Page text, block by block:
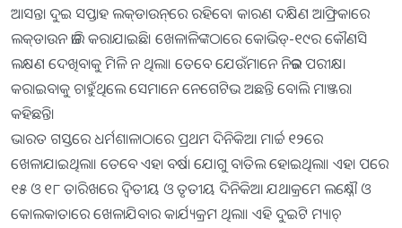
ଆସନ୍ତା ଦୁଇ ସପ୍ତାହ ଲକ୍‌ଡାଉନ୍‌ରେ ରହିବେ। କାରଣ ଦକ୍ଷିଣ ଆଫ୍ରିକାରେ
ଲକ୍‌ଡାଉନ ଜାରି କରାଯାଇଛି। ଖେଳାଳିଙ୍କଠାରେ କୋଭିଡ୍‌-୧୯ର କୌଣସି
ଲକ୍ଷଣ ଦେଖିବାକୁ ମିଳି ନ ଥିଲା। ତେବେ ଯେଉଁମାନେ ନିଜର ପରୀକ୍ଷା
କରାଇବାକୁ ଚାହୁଁଥିଲେ ସେମାନେ ନେଗେଟିଭ ଅଛନ୍ତି ବୋଲି ମାଞ୍ଜରା
କହିଛନ୍ତି।
ଭାରତ ଗସ୍ତରେ ଧର୍ମଶାଳାଠାରେ ପ୍ରଥମ ଦିନିକିଆ ମାର୍ଚ୍ଚ ୧୨ରେ
ଖେଳାଯାଇଥିଲା। ତେବେ ଏହା ବର୍ଷା ଯୋଗୁ ବାତିଲ ହୋଇଥିଲା। ଏହା ପରେ
୧୫ ଓ ୧୮ ତାରିଖରେ ଦ୍ୱିତୀୟ ଓ ତୃତୀୟ ଦିନିକିଆ ଯଥାକ୍ରମେ ଲକ୍ଷ୍ନୌ ଓ
କୋଲକାତାରେ ଖେଳାଯିବାର କାର୍ଯ୍ୟକ୍ରମ ଥିଲା। ଏହି ଦୁଇଟି ମ୍ୟାଚ୍‌